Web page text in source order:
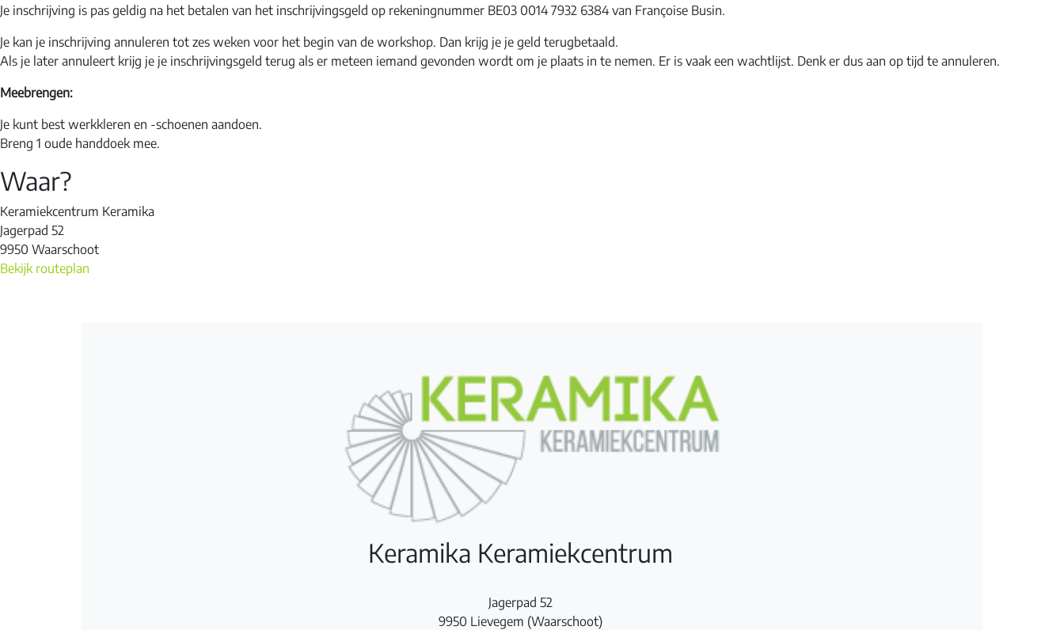
Je inschrijving is pas geldig na het betalen van het inschrijvingsgeld op rekeningnummer BE03 0014 7932 6384 van Françoise Busin.
Je kan je inschrijving annuleren tot zes weken voor het begin van de workshop. Dan krijg je je geld terugbetaald.
Als je later annuleert krijg je je inschrijvingsgeld terug als er meteen iemand gevonden wordt om je plaats in te nemen. Er is vaak een wachtlijst. Denk er dus aan op tijd te annuleren.
Meebrengen:
Je kunt best werkkleren en -schoenen aandoen.
Breng 1 oude handdoek mee.
Waar?
Keramiekcentrum Keramika
Jagerpad 52
9950 Waarschoot
Bekijk routeplan
Keramika Keramiekcentrum
Jagerpad 52
9950 Lievegem (Waarschoot)